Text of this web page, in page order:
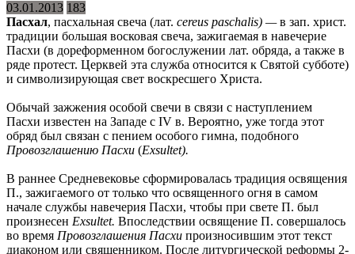
03.01.2013 183
Пасхал, пасхальная свеча (лат. cereus paschalis) —в зап. христ.
традиции большая восковая свеча, зажигаемая в навечерие
Пасхи (в дореформенном богослужении лат. обряда, а также в
ряде протест. Церквей эта служба относится к Святой субботе)
и символизирующая свет воскресшего Христа.
Обычай зажжения особой свечи в связи с наступлением
Пасхи известен на Западе с IV в. Вероятно, уже тогда этот
обряд был связан с пением особого гимна, подобного
Провозглашению Пасхи (Exsultet).
В раннее Средневековье сформировалась традиция освящения
П., зажигаемого от только что освященного огня в самом
начале службы навечерия Пасхи, чтобы при свете П. был
произнесен Exsultet. Впоследствии освящение П. совершалось
во время Провозглашения Пасхи произносившим этот текст
диаконом или священником. После литургической реформы 2-